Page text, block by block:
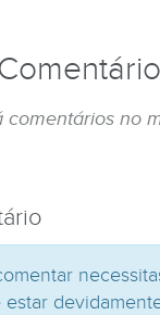
comentários no